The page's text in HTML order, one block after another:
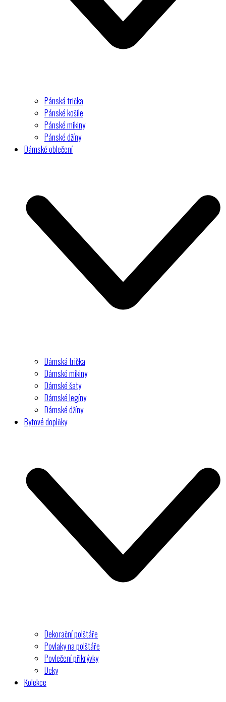
Pánská trička
Pánské košile
Pánské mikiny
Pánské džíny
Dámské oblečení
Dámská trička
Dámské mikiny
Dámské šaty
Dámské legíny
Dámské džíny
Bytové doplňky
Dekorační polštáře
Povlaky na polštáře
Povlečení přikrývky
Deky
Kolekce